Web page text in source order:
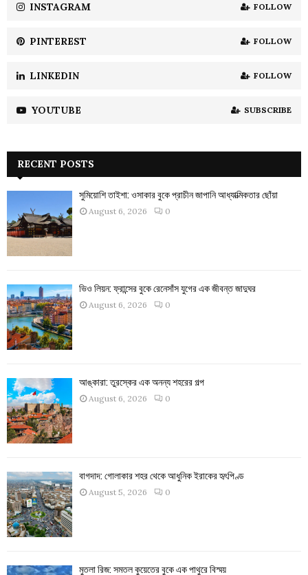
H
INSTAGRAM FOLLOW
PINTEREST FOLLOW
LINKEDIN FOLLOW
YOUTUBE SUBSCRIBE
RECENT POSTS
সুমিয়োশি তাইশা: ওসাকার বুকে প্রাচীন জাপানি আধ্যাত্মিকতার ছোঁয়া
August 6, 2026 0
ভিও লিয়ন: ফ্রান্সের বুকে রেনেসাঁস যুগের এক জীবন্ত জাদুঘর
August 6, 2026 0
আঙ্কারা: তুরস্কের এক অনন্য শহরের গল্প
August 6, 2026 0
বাগদাদ: গোলাকার শহর থেকে আধুনিক ইরাকের হৃৎপিণ্ড
August 5, 2026 0
মুতলা রিজ: সমতল কুয়েতের বুকে এক পাথুরে বিস্ময়